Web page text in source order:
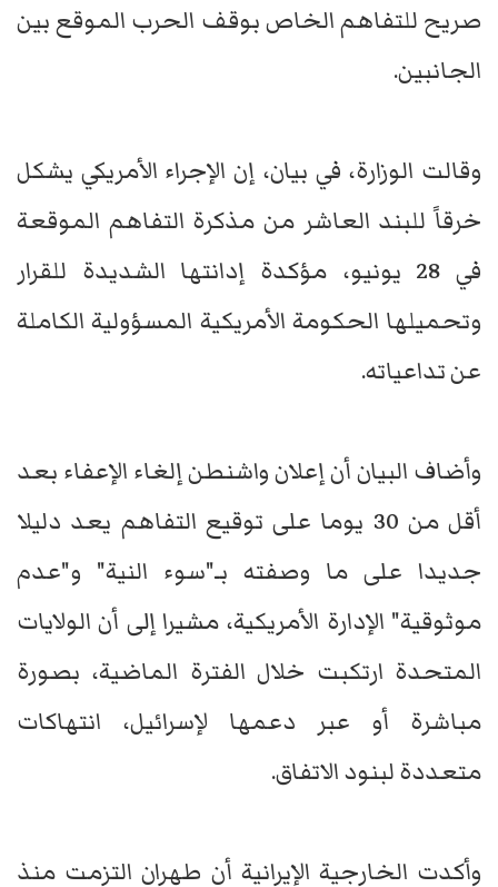
صريح للتفاهم الخاص بوقف الحرب الموقع بين
الجانبين.
وقالت الوزارة، في بيان، إن الإجراء الأمريكي يشكل
خرقاً للبند العاشر من مذكرة التفاهم الموقعة
في 28 يونيو، مؤكدة إدانتها الشديدة للقرار
وتحميلها الحكومة الأمريكية المسؤولية الكاملة
عن تداعياته.
وأضاف البيان أن إعلان واشنطن إلغاء الإعفاء بعد
أقل من 30 يوما على توقيع التفاهم يعد دليلا
جديدا على ما وصفته بـ"سوء النية" و"عدم
موثوقية" الإدارة الأمريكية، مشيرا إلى أن الولايات
المتحدة ارتكبت خلال الفترة الماضية، بصورة
مباشرة أو عبر دعمها لإسرائيل، انتهاكات
متعددة لبنود الاتفاق.
وأكدت الخارجية الإيرانية أن طهران التزمت منذ